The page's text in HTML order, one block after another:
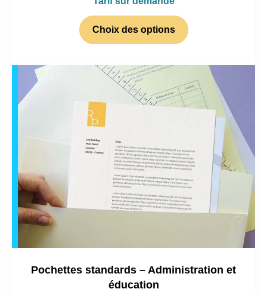
Choix des options
Pochettes standards – Administration et
éducation